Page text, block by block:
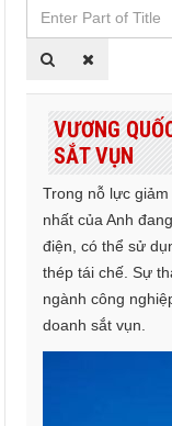
Enter
Part
of
VƯƠNG
SẮT VỤN
Trong nỗ lực
nhất của Anh
điện, có thể sử
thép tái chế. Sự
ngành công
doanh sắt vụn.